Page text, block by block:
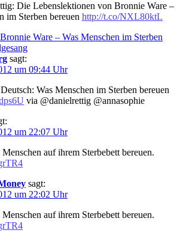
Die Lebenslektionen von Bronnie Ware –
im Sterben bereuen http://t.co/NXL80ktL
Ware – Was Menschen im Sterben
sagt:
um 09:44 Uhr
Was Menschen im Sterben bereuen
via @danielrettig @annasophie
um 22:07 Uhr
auf ihrem Sterbebett bereuen.
sagt:
um 22:02 Uhr
auf ihrem Sterbebett bereuen.